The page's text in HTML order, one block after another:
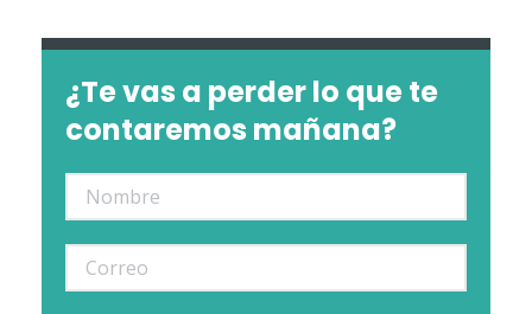
¿Te vas a perder lo que te
contaremos mañana?